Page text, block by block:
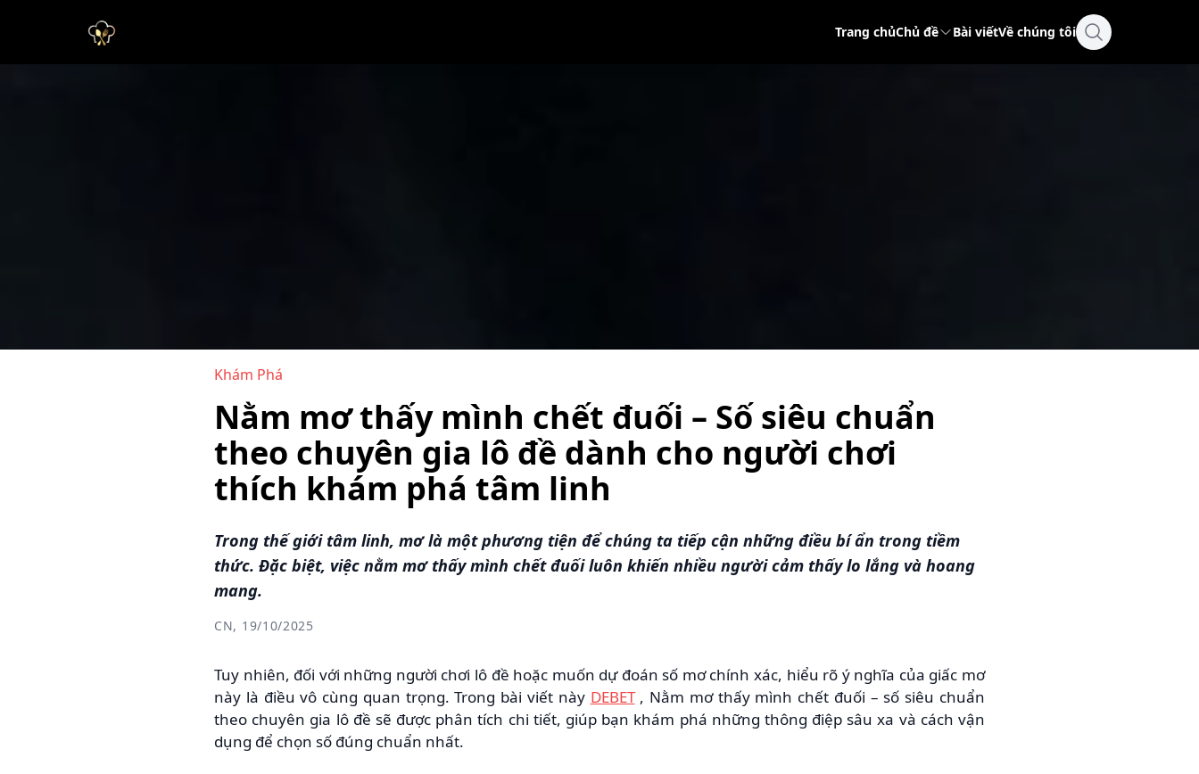
Trang chủChủ đề Bài viếtVề chúng tôi
Khám Phá
Nằm mơ thấy mình chết đuối – Số siêu chuẩn
theo chuyên gia lô đề dành cho người chơi
thích khám phá tâm linh
Trong thế giới tâm linh, mơ là một phương tiện để chúng ta tiếp cận những điều bí ẩn trong tiềm
thức. Đặc biệt, việc nằm mơ thấy mình chết đuối luôn khiến nhiều người cảm thấy lo lắng và hoang
mang.
CN, 19/10/2025
Tuy nhiên, đối với những người chơi lô đề hoặc muốn dự đoán số mơ chính xác, hiểu rõ ý nghĩa của giấc mơ
này là điều vô cùng quan trọng. Trong bài viết này DEBET, Nằm mơ thấy mình chết đuối – số siêu chuẩn
theo chuyên gia lô đề sẽ được phân tích chi tiết, giúp bạn khám phá những thông điệp sâu xa và cách vận
dụng để chọn số đúng chuẩn nhất.